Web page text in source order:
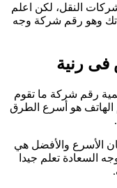
شركات النقل، لكن اعلم
وهو رقم شركة وجه
رنية
رقم شركة ما تقوم
هو أسرع الطرق
الأسرع والأفضل هي
السعادة تعلم جيدا